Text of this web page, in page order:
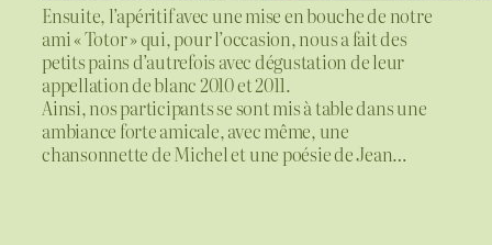
Ensuite, l’apéritif avec une mise en bouche de notre
ami « Totor » qui, pour l’occasion, nous a fait des
petits pains d’autrefois avec dégustation de leur
appellation de blanc 2010 et 2011.
Ainsi, nos participants se sont mis à table dans une
ambiance forte amicale, avec même, une
chansonnette de Michel et une poésie de Jean…